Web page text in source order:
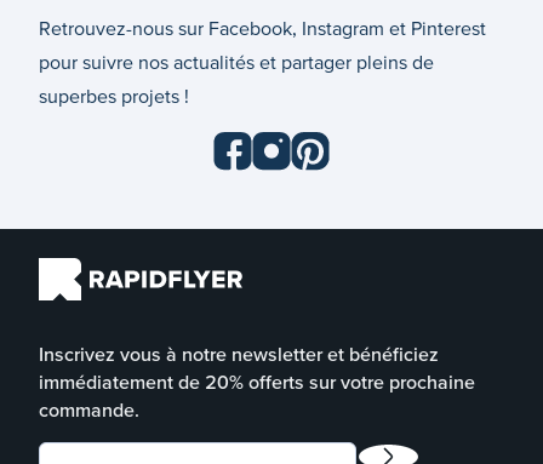
Retrouvez-nous sur Facebook, Instagram et Pinterest
pour suivre nos actualités et partager pleins de
superbes projets !
Inscrivez vous à notre newsletter et bénéficiez
immédiatement de 20% offerts sur votre prochaine
commande.